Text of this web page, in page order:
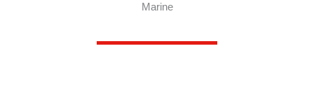
Marine